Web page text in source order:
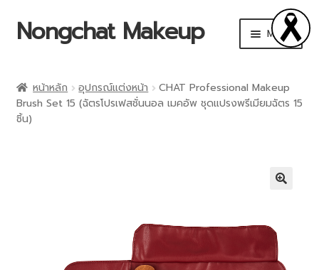
Nongchat Makeup Menu
THA by Nongchat
Makeup Art Academy
หน้าหลัก อุปกรณ์แต่งหน้า
CHAT Professional Makeup
Brush Set 15 (ฉัตรโปรเฟสชั่นนอล เมคอัพ ชุดแปรงพรีเมียมฉัตร 15
ชิ้น)